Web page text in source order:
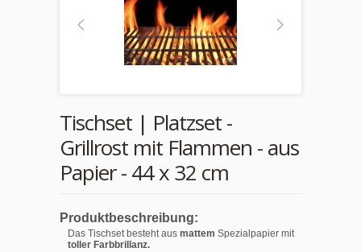
Tischset | Platzset -
Grillrost mit Flammen - aus
Papier - 44 x 32 cm
Produktbeschreibung:
Das Tischset besteht aus mattem Spezialpapier mit
toller Farbbrillanz.